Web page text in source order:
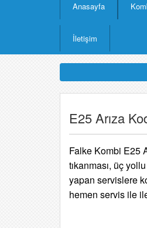
Anasayfa
İletişim
E25 Arıza
Falke Kombi E25
tıkanması, üç
yapan servislere
hemen servis ile